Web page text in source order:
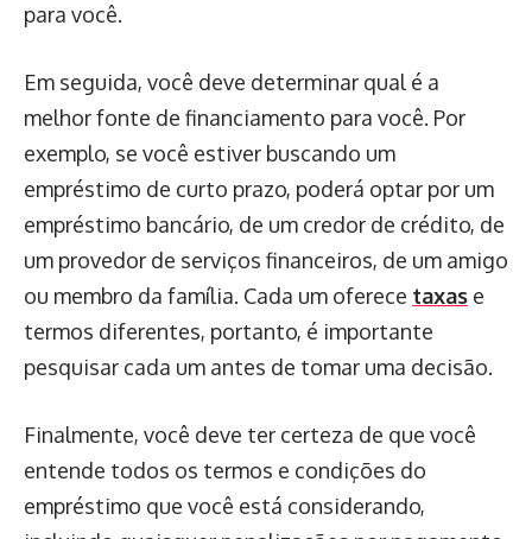
para você.
Em seguida, você deve determinar qual é a
melhor fonte de financiamento para você. Por
exemplo, se você estiver buscando um
empréstimo de curto prazo, poderá optar por um
empréstimo bancário, de um credor de crédito, de
um provedor de serviços financeiros, de um amigo
ou membro da família. Cada um oferece taxas e
termos diferentes, portanto, é importante
pesquisar cada um antes de tomar uma decisão.
Finalmente, você deve ter certeza de que você
entende todos os termos e condições do
empréstimo que você está considerando,